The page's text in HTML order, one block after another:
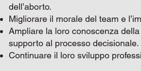
dell’aborto.
Migliorare il morale del team e
Ampliare la loro conoscenza
supporto al processo decisionale.
Continuare il loro sviluppo